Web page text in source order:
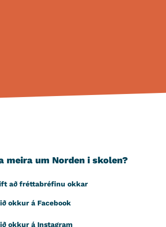
meira um Norden i skolen?
að fréttabréfinu okkar
okkur á Facebook
okkur á Instagram